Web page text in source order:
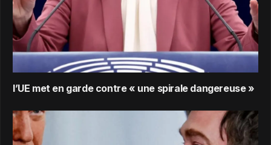
l’UE met en garde contre « une spirale dangereuse »